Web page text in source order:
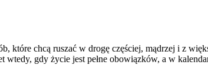
które chcą ruszać w drogę częściej, mądrzej i z
gdy życie jest pełne obowiązków, a w